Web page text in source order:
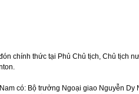
chính thức tại Phủ Chủ tịch, Chủ tịch
có: Bộ trưởng Ngoại giao Nguyễn